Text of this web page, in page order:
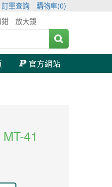
訂單查詢 購物車(0)
放大鏡
官方網站
41